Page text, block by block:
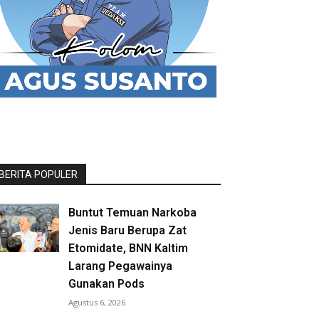
POPULER
Buntut Temuan Narkoba
Jenis Baru Berupa Zat
Etomidate, BNN Kaltim
Larang Pegawainya
Gunakan Pods
Agustus 6, 2026